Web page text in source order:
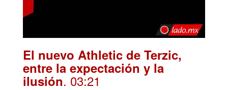
El nuevo Athletic de Terzic,
entre la expectación y la
ilusión. 03:21